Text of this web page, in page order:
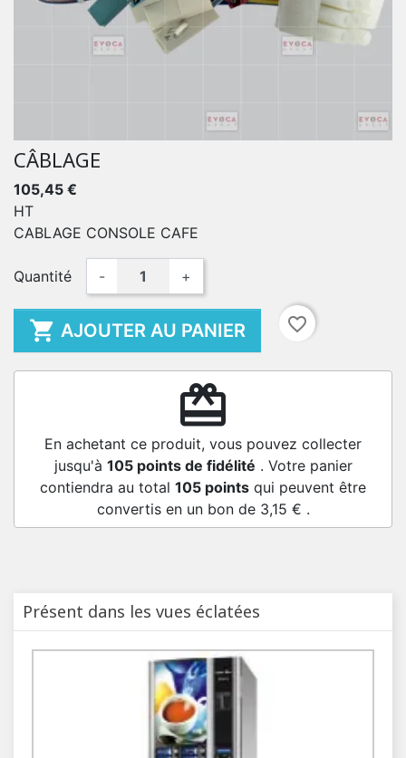
CÂBLAGE
105,45 €
HT
CABLAGE CONSOLE CAFE
Quantité - +
 AJOUTER AU PANIER favorite_border
redeem
En achetant ce produit, vous pouvez collecter
jusqu'à 105points de fidélité . Votre panier
contiendra au total 105 points qui peuvent être
convertis en un bon de 3,15 € .
Présent dans les vues éclatées